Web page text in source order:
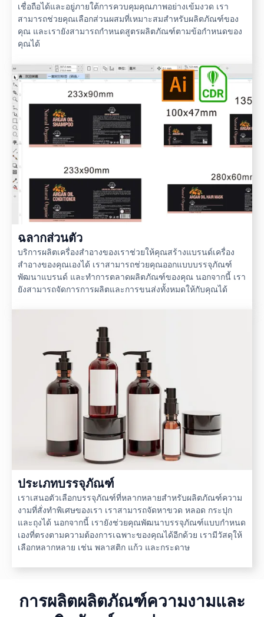
เชื่อถือได้และอยู่ภายใต้การควบคุมคุณภาพอย่างเข้มงวด เรา
สามารถช่วยคุณเลือกส่วนผสมที่เหมาะสมสำหรับผลิตภัณฑ์ของ
คุณ และเรายังสามารถกำหนดสูตรผลิตภัณฑ์ตามข้อกำหนดของ
คุณได้
ฉลากส่วนตัว
บริการผลิตเครื่องสำอางของเราช่วยให้คุณสร้างแบรนด์เครื่อง
สำอางของคุณเองได้ เราสามารถช่วยคุณออกแบบบรรจุภัณฑ์
พัฒนาแบรนด์ และทำการตลาดผลิตภัณฑ์ของคุณ นอกจากนี้ เรา
ยังสามารถจัดการการผลิตและการขนส่งทั้งหมดให้กับคุณได้
ประเภทบรรจุภัณฑ์
เราเสนอตัวเลือกบรรจุภัณฑ์ที่หลากหลายสำหรับผลิตภัณฑ์ความ
งามที่สั่งทำพิเศษของเรา เราสามารถจัดหาขวด หลอด กระปุก
และถุงได้ นอกจากนี้ เรายังช่วยคุณพัฒนาบรรจุภัณฑ์แบบกำหนด
เองที่ตรงตามความต้องการเฉพาะของคุณได้อีกด้วย เรามีวัสดุให้
เลือกหลากหลาย เช่น พลาสติก แก้ว และกระดาษ
การผลิตผลิตภัณฑ์ความงามและ